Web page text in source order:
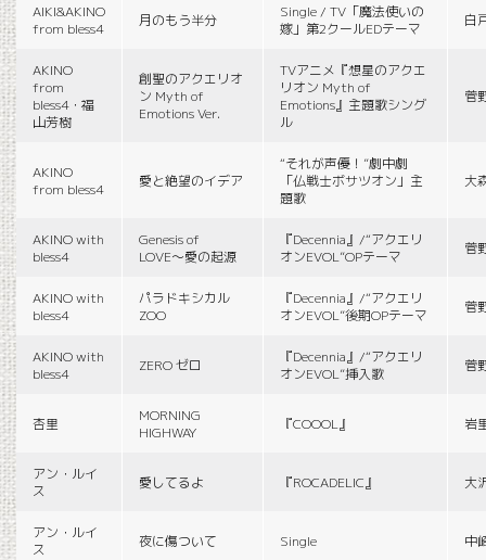
AIKI&AKINO
from bless4
月のもう半分
Single / TV「魔法使いの
嫁」第2クールEDテーマ
白
AKINO
from
bless4・福
山芳樹
創聖のアクエリオ
ン Myth of
Emotions Ver.
TVアニメ『想星のアクエ
リオン Myth of
Emotions』主題歌シング
ル
菅
AKINO
from bless4
愛と絶望のイデア
“それが声優！”劇中劇
「仏戦士ボサツオン」主
題歌
大
AKINO with
bless4
Genesis of
LOVE〜愛の起源
『Decennia』/“アクエリ
オンEVOL”OPテーマ
菅
AKINO with
bless4
パラドキシカル
ZOO
『Decennia』/“アクエリ
オンEVOL”後期OPテーマ
菅
AKINO with
bless4
ZERO ゼロ
『Decennia』/“アクエリ
オンEVOL”挿入歌
菅
杏里
MORNING
HIGHWAY
『COOOL』 岩
アン・ルイ
ス
愛してるよ 『ROCADELIC』 大
アン・ルイ
ス
夜に傷ついて Single 中